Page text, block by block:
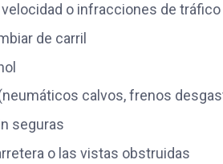
o infracciones de tráfico
de carril
calvos, frenos
seguras
o las vistas obstruidas